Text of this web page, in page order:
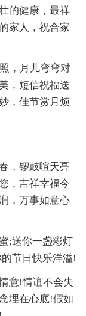
的健康，最祥
家人，祝合家
，月儿弯弯对
，短信祝福送
，佳节赏月烦
，锣鼓喧天亮
，吉祥幸福今
，万事如意心
;送你一盏彩灯
节日快乐洋溢!
意!情谊不会失
埋在心底!假如